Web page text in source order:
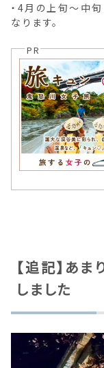
・4月の上旬～中
なります。
PR
【追記】あ
しました